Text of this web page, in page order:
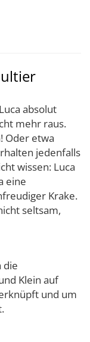
absolut
mehr raus.
Oder etwa
jedenfalls
wissen: Luca
eine
Krake.
seltsam,
Klein auf
und um